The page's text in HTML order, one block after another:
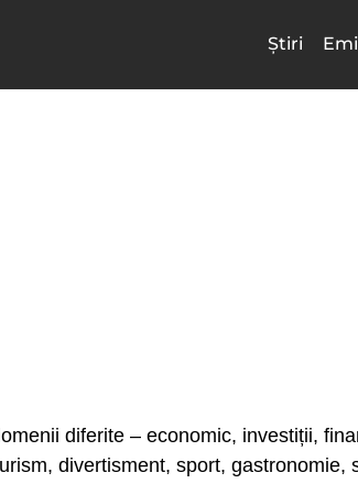
Știri
diferite – economic, investiții,
divertisment, sport, gastronomie,